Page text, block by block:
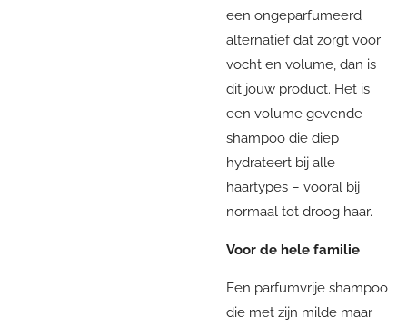
een ongeparfumeerd
alternatief dat zorgt voor
vocht en volume, dan is
dit jouw product. Het is
een volume gevende
shampoo die diep
hydrateert bij alle
haartypes – vooral bij
normaal tot droog haar.
Voor de hele familie
Een parfumvrije shampoo
die met zijn milde maar